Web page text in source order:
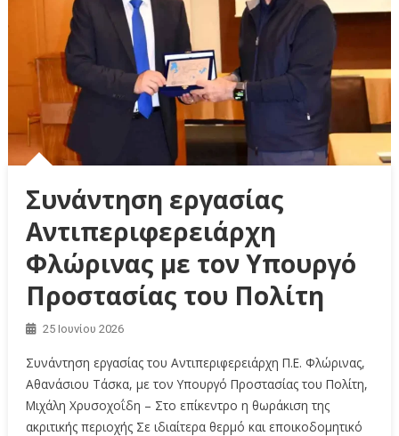
Συνάντηση εργασίας
Αντιπεριφερειάρχη
Φλώρινας με τον Υπουργό
Προστασίας του Πολίτη
25 Ιουνίου 2026
Συνάντηση εργασίας του Αντιπεριφερειάρχη Π.Ε. Φλώρινας,
Αθανάσιου Τάσκα, με τον Υπουργό Προστασίας του Πολίτη,
Μιχάλη Χρυσοχοΐδη – Στο επίκεντρο η θωράκιση της
ακριτικής περιοχής Σε ιδιαίτερα θερμό και εποικοδομητικό